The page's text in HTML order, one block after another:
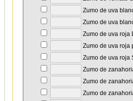
Zumo de uva
Zumo de uva
Zumo de uva roja
Zumo de uva roja
Zumo de uva roja
Zumo de
Zumo de
Zumo de